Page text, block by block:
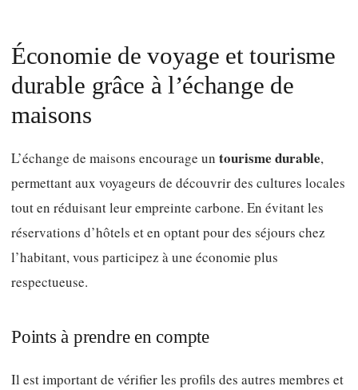
Économie de voyage et tourisme
durable grâce à l’échange de
maisons
L’échange de maisons encourage un tourisme durable,
permettant aux voyageurs de découvrir des cultures locales
tout en réduisant leur empreinte carbone. En évitant les
réservations d’hôtels et en optant pour des séjours chez
l’habitant, vous participez à une économie plus
respectueuse.
Points à prendre en compte
Il est important de vérifier les profils des autres membres et